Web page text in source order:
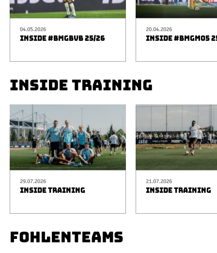
04.05.2026
INSIDE #BMGBVB 25/26
20.04.2026
INSIDE #BMGM05
INSIDE TRAINING
29.07.2026
INSIDE TRAINING
21.07.2026
INSIDE TRAINING
FOHLENTEAMS